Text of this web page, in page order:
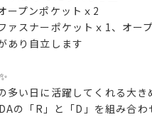
ープンポケットｘ2
ァスナーポケットｘ1、オー
あり自立します
多い日に活躍してくれる大き
の「R」と「D」を組み合